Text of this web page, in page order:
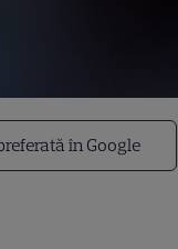
în Google